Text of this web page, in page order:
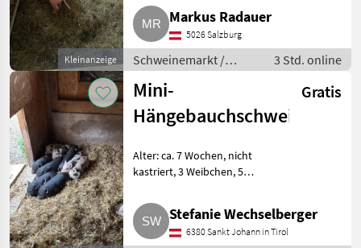
Kleinanzeige
Markus Radauer
5026 Salzburg
Schweinemarkt /
Schweinemarkt
3 Std. online
Mini-
Hängebauchschweine
Gratis
Alter: ca. 7 Wochen, nicht
kastriert, 3 Weibchen, 5
Schweinemarkt
Stefanie Wechselberger
6380 Sankt Johann in Tirol